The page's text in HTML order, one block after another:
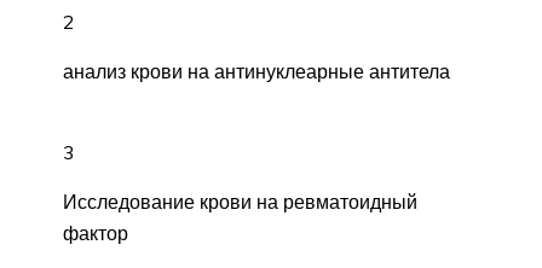
2
анализ крови на антинуклеарные антитела
3
Исследование крови на ревматоидный
фактор